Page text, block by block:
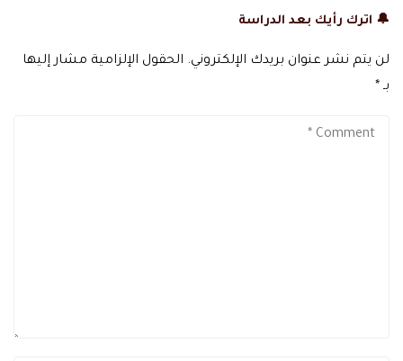
🔔 اترك رأيك بعد الدراسة
لن يتم نشر عنوان بريدك الإلكتروني. الحقول الإلزامية مشار إليها
بـ *